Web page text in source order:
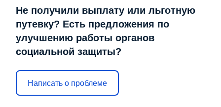
Не получили выплату или льготную
путевку? Есть предложения по
улучшению работы органов
социальной защиты?
Написать о проблеме